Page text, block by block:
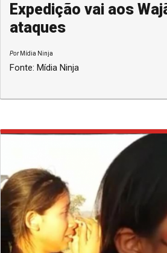
Expedição vai aos
ataques
PorMídia Ninja
Fonte: Mídia Ninja